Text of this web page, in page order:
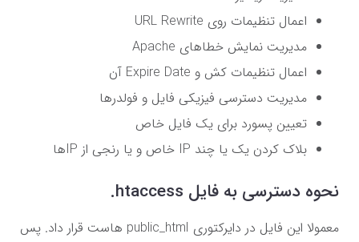
اعمال تنظیمات روی URL Rewrite
مدیریت نمایش خطاهای Apache
اعمال تنظیمات کش و Expire Date آن
مدیریت دسترسی فیزیکی فایل و فولدرها
تعیین پسورد برای یک فایل خاص
بلاک کردن یک یا چند IP خاص و یا رنجی از IPها
نحوه دسترسی به فایل htaccess.
معمولا این فایل در دایرکتوری public_html هاست قرار داد. پس